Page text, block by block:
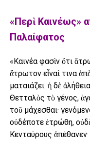
«Περὶ Καινέως»
Παλαίφατος
«Καινέα φασὶν ὅτι
ἄτρωτον εἶναί τινα
ματαιάζει. ἡ δὲ
Θετταλὸς τὸ γένος,
τοῦ μάχεσθαι·
οὐδέποτε ἐτρώθη,
Κενταύρους